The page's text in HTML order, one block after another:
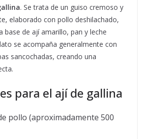
. Se trata de un guiso cremoso y
elaborado con pollo deshilachado,
base de ají amarillo, pan y leche
se acompaña generalmente con
sancochadas, creando una
para el ají de gallina
pollo (aproximadamente 500